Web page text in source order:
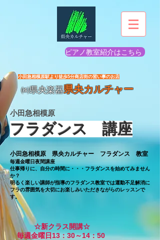
ピアノ教室紹介はこちら
​小田急相模原駅より徒歩5分商店街の習い事のお店
㈱県央楽器県央カルチャー
​小田急相模原
フラダンス 講座
小田急相模原 県央カルチャー フラダンス 教室
毎週金曜日夜間講座
仕事帰りに、自分の時間に・・・フラダンスを始めてみません
か？
明るく楽しい講師が指導のフラダンス教室では運動不足解消に
フラの雰囲気を大切にお楽しみいただきながらのレッスンで
す。
☆新クラス開講☆
毎週金曜日13：30～14：50